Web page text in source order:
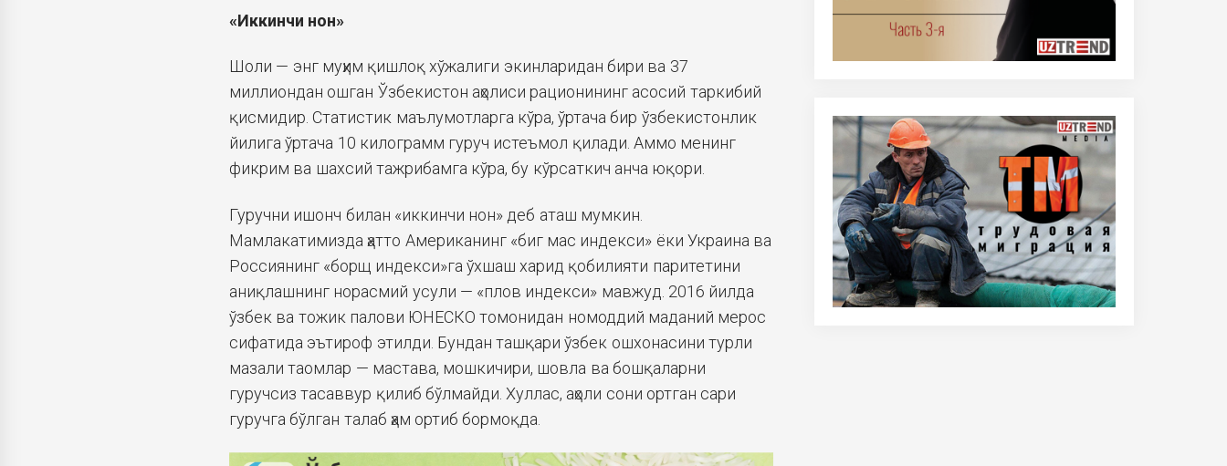
«Иккинчи нон»
Шоли — энг муҳим қишлоқ хўжалиги экинларидан бири ва 37
миллиондан ошган Ўзбекистон аҳолиси рационининг асосий таркибий
қисмидир. Статистик маълумотларга кўра, ўртача бир ўзбекистонлик
йилига ўртача 10 килограмм гуруч истеъмол қилади. Аммо менинг
фикрим ва шахсий тажрибамга кўра, бу кўрсаткич анча юқори.
Гуручни ишонч билан «иккинчи нон» деб аташ мумкин.
Мамлакатимизда ҳатто Американинг «биг маc индекси» ёки Украина ва
Россиянинг «борщ индекси»га ўхшаш харид қобилияти паритетини
аниқлашнинг норасмий усули — «плов индекси» мавжуд. 2016 йилда
ўзбек ва тожик палови ЮНЕСКО томонидан номоддий маданий мерос
сифатида эътироф этилди. Бундан ташқари ўзбек ошхонасини турли
мазали таомлар — мастава, мошкичири, шовла ва бошқаларни
гуручсиз тасаввур қилиб бўлмайди. Хуллас, аҳоли сони ортган сари
гуручга бўлган талаб ҳам ортиб бормоқда.